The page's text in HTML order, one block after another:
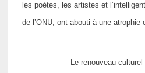
les poètes, les artistes et
de l’ONU, ont abouti à une atrophie
Le renouveau